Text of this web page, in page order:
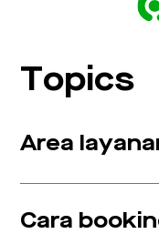
Topics
Area
Cara